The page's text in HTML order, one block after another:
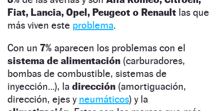
Fiat, Lancia, Opel, Peugeot o Renault las que
más viven este problema.
Con un 7% aparecen los problemas con el
sistema de alimentación (carburadores,
bombas de combustible, sistemas de
inyección…), la dirección (amortiguación,
dirección, ejes y neumáticos) y la